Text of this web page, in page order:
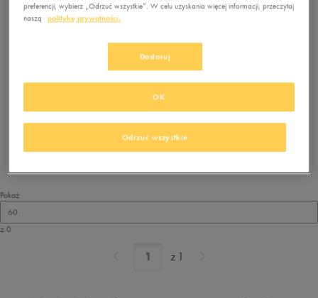
Brak produktów do wyświetlenia
Zmień kryteria wyszukiwania lub
usuń wybrane filtry
Pokaż
60
z 0
z 1
preferencji, wybierz „Odrzuć wszystkie”. W celu uzyskania więcej informacji, przeczytaj
naszą
politykę prywatności.
Dostosuj
Odrzuć wszystkie
OK